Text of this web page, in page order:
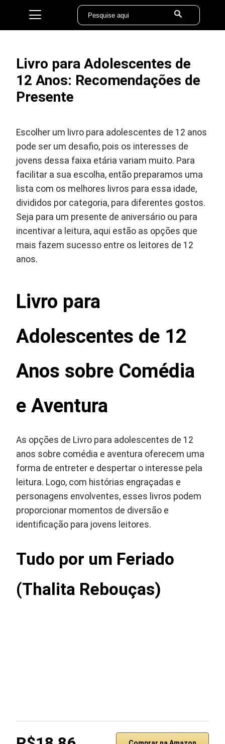
Livro para Adolescentes de
12 Anos: Recomendações de
Presente
Escolher um livro para adolescentes de 12 anos
pode ser um desafio, pois os interesses de
jovens dessa faixa etária variam muito. Para
facilitar a sua escolha, então preparamos uma
lista com os melhores livros para essa idade,
divididos por categoria, para diferentes gostos.
Seja para um presente de aniversário ou para
incentivar a leitura, aqui estão as opções que
mais fazem sucesso entre os leitores de 12
anos.
Livro para
Adolescentes de 12
Anos sobre Comédia
e Aventura
As opções de Livro para adolescentes de 12
anos sobre comédia e aventura oferecem uma
forma de entreter e despertar o interesse pela
leitura. Logo, com histórias engraçadas e
personagens envolventes, esses livros podem
proporcionar momentos de diversão e
identificação para jovens leitores.
Tudo por um Feriado
(Thalita Rebouças)